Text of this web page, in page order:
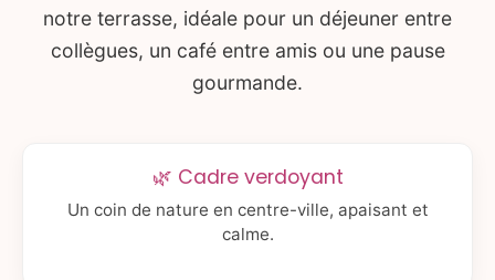
notre terrasse, idéale pour un déjeuner entre
collègues, un café entre amis ou une pause
gourmande.
🌿 Cadre verdoyant
Un coin de nature en centre-ville, apaisant et
calme.